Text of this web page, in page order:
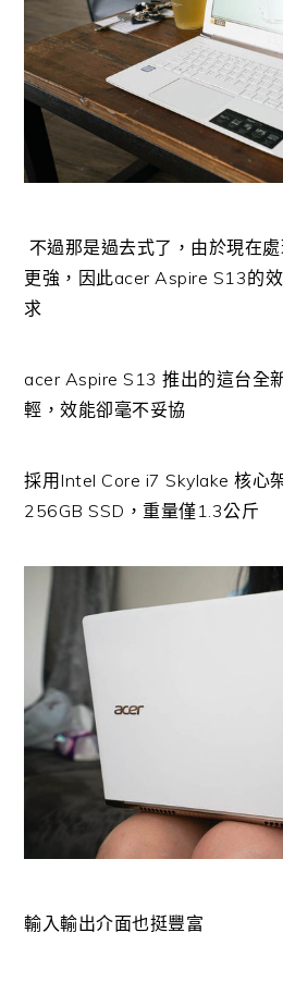
不過那是過去式了，由於現在
更強，因此acer Aspire S13的
求
acer Aspire S13 推出的這台全
輕，效能卻毫不妥協
採用Intel Core i7 Skylake 核心
256GB SSD，重量僅1.3公斤
輸入輸出介面也挺豐富